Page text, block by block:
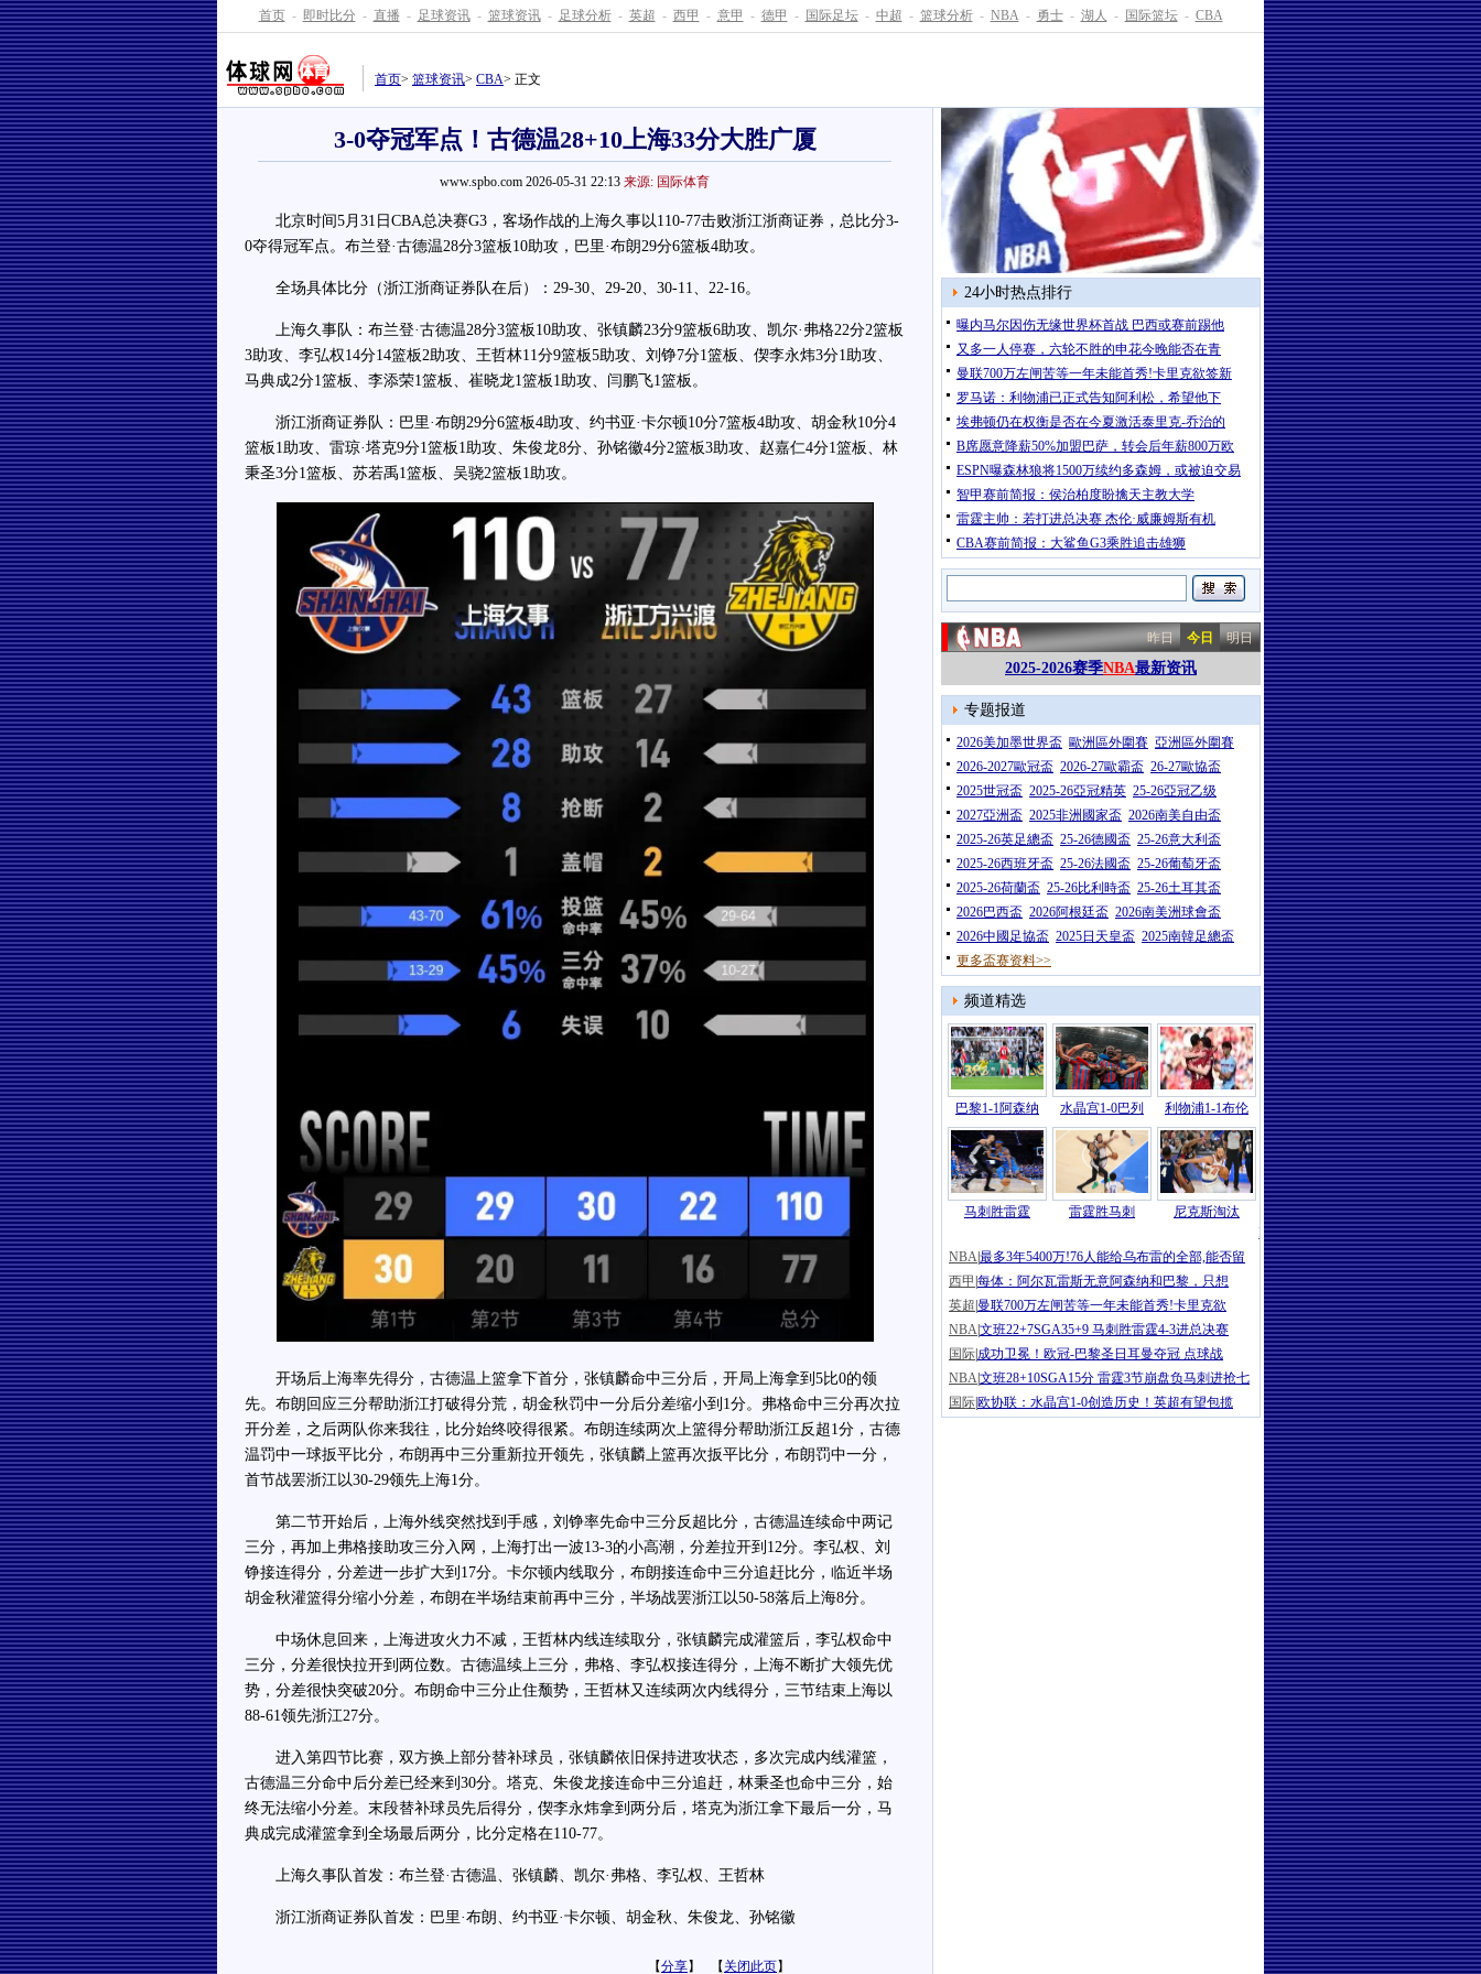
首页 - 即时比分 - 直播 - 足球资讯 - 篮球资讯 - 足球分析 - 英超 - 西甲 - 意甲 - 德甲 - 国际足坛 - 中超 - 篮球分析 - NBA - 勇士 - 湖人 - 国际篮坛 - CBA
首页> 篮球资讯> CBA> 正文
3-0夺冠军点！古德温28+10上海33分大胜广厦
www.spbo.com 2026-05-31 22:13 来源: 国际体育
北京时间5月31日CBA总决赛G3，客场作战的上海久事以110-77击败浙江浙商证券，总比分3-
0夺得冠军点。布兰登·古德温28分3篮板10助攻，巴里·布朗29分6篮板4助攻。
全场具体比分（浙江浙商证券队在后）：29-30、29-20、30-11、22-16。
上海久事队：布兰登·古德温28分3篮板10助攻、张镇麟23分9篮板6助攻、凯尔·弗格22分2篮板
3助攻、李弘权14分14篮板2助攻、王哲林11分9篮板5助攻、刘铮7分1篮板、偰李永炜3分1助攻、
马典成2分1篮板、李添荣1篮板、崔晓龙1篮板1助攻、闫鹏飞1篮板。
浙江浙商证券队：巴里·布朗29分6篮板4助攻、约书亚·卡尔顿10分7篮板4助攻、胡金秋10分4
篮板1助攻、雷琼·塔克9分1篮板1助攻、朱俊龙8分、孙铭徽4分2篮板3助攻、赵嘉仁4分1篮板、林
秉圣3分1篮板、苏若禹1篮板、吴骁2篮板1助攻。
开场后上海率先得分，古德温上篮拿下首分，张镇麟命中三分后，开局上海拿到5比0的领
先。布朗回应三分帮助浙江打破得分荒，胡金秋罚中一分后分差缩小到1分。弗格命中三分再次拉
开分差，之后两队你来我往，比分始终咬得很紧。布朗连续两次上篮得分帮助浙江反超1分，古德
温罚中一球扳平比分，布朗再中三分重新拉开领先，张镇麟上篮再次扳平比分，布朗罚中一分，
首节战罢浙江以30-29领先上海1分。
第二节开始后，上海外线突然找到手感，刘铮率先命中三分反超比分，古德温连续命中两记
三分，再加上弗格接助攻三分入网，上海打出一波13-3的小高潮，分差拉开到12分。李弘权、刘
铮接连得分，分差进一步扩大到17分。卡尔顿内线取分，布朗接连命中三分追赶比分，临近半场
胡金秋灌篮得分缩小分差，布朗在半场结束前再中三分，半场战罢浙江以50-58落后上海8分。
中场休息回来，上海进攻火力不减，王哲林内线连续取分，张镇麟完成灌篮后，李弘权命中
三分，分差很快拉开到两位数。古德温续上三分，弗格、李弘权接连得分，上海不断扩大领先优
势，分差很快突破20分。布朗命中三分止住颓势，王哲林又连续两次内线得分，三节结束上海以
88-61领先浙江27分。
进入第四节比赛，双方换上部分替补球员，张镇麟依旧保持进攻状态，多次完成内线灌篮，
古德温三分命中后分差已经来到30分。塔克、朱俊龙接连命中三分追赶，林秉圣也命中三分，始
终无法缩小分差。末段替补球员先后得分，偰李永炜拿到两分后，塔克为浙江拿下最后一分，马
典成完成灌篮拿到全场最后两分，比分定格在110-77。
上海久事队首发：布兰登·古德温、张镇麟、凯尔·弗格、李弘权、王哲林
浙江浙商证券队首发：巴里·布朗、约书亚·卡尔顿、胡金秋、朱俊龙、孙铭徽
【分享】 【 关闭此页】
24小时热点排行
曝内马尔因伤无缘世界杯首战 巴西或赛前踢他
又多一人停赛，六轮不胜的申花今晚能否在青
曼联700万左闸苦等一年未能首秀!卡里克欲签新
罗马诺：利物浦已正式告知阿利松，希望他下
埃弗顿仍在权衡是否在今夏激活泰里克-乔治的
B席愿意降薪50%加盟巴萨，转会后年薪800万欧
ESPN曝森林狼将1500万续约多森姆，或被迫交易
智甲赛前简报：侯治柏度盼擒天主教大学
雷霆主帅：若打进总决赛 杰伦·威廉姆斯有机
CBA赛前简报：大鲨鱼G3乘胜追击雄狮
昨日 今日 明日
2025-2026赛季NBA最新资讯
专题报道
2026美加墨世界盃 歐洲區外圍賽 亞洲區外圍賽
2026-2027歐冠盃 2026-27歐霸盃 26-27歐協盃
2025世冠盃 2025-26亞冠精英 25-26亞冠乙级
2027亞洲盃 2025非洲國家盃 2026南美自由盃
2025-26英足總盃 25-26德國盃 25-26意大利盃
2025-26西班牙盃 25-26法國盃 25-26葡萄牙盃
2025-26荷蘭盃 25-26比利時盃 25-26土耳其盃
2026巴西盃 2026阿根廷盃 2026南美洲球會盃
2026中國足協盃 2025日天皇盃 2025南韓足總盃
更多盃赛资料>>
频道精选
巴黎1-1阿森纳 水晶宫1-0巴列 利物浦1-1布伦
马刺胜雷霆 雷霆胜马刺
尼克斯淘汰
NBA |5年合同变3年？火箭队续约阿门
NBA最多3年5400万!76人能给乌布雷的全部,能否留
西甲 每体：阿尔瓦雷斯无意阿森纳和巴黎，只想
英超 曼联700万左闸苦等一年未能首秀!卡里克欲
NBA文班22+7SGA35+9 马刺胜雷霆4-3进总决赛
国际 成功卫冕！欧冠-巴黎圣日耳曼夺冠 点球战
NBA文班28+10SGA15分 雷霆3节崩盘负马刺进抢七
国际 欧协联：水晶宫1-0创造历史！英超有望包揽